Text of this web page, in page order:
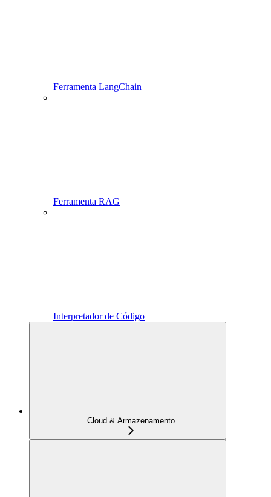
Ferramenta LangChain
Ferramenta RAG
Interpretador de Código
Cloud & Armazenamento